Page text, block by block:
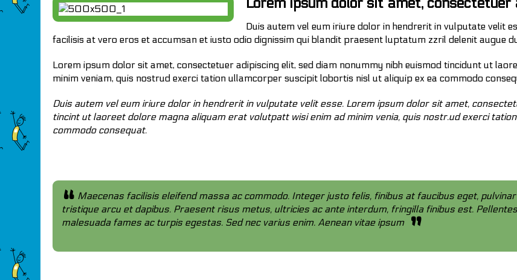
Duis autem vel eum iriure dolor in hendrerit in vulputate velit
facilisis at vero eros et accumsan et iusto odio dignissim qui blandit praesent luptatum zzril delenit augue
Lorem ipsum dolor sit amet, consectetuer adipiscing elit, sed diam nonummy nibh euismod tincidunt ut
minim veniam, quis nostrud exerci tation ullamcorper suscipit lobortis nisl ut aliquip ex ea commodo
Duis autem vel eum iriure dolor in hendrerit in vulputate velit esse. Lorem ipsum dolor sit amet,
tincint ut laoreet dolore magna aliquam erat volutpatt wisi enim ad minim venia, quis nostr.ud exerci
commodo consequat.
Maecenas facilisis eleifend massa ac commodo. Integer justo felis, finibus at faucibus eget,
tristique arcu et dapibus. Praesent risus metus, ultricies ac ante interdum, fringilla finibus est.
malesuada fames ac turpis egestas. Sed nec varius enim. Aenean vitae ipsum